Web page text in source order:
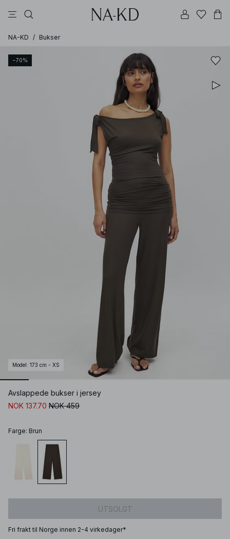
NA-KD / Bukser
−70%
Model : 173 cm - XS
Avslappede bukser i jersey
NOK 137.70 NOK 459
Farge: Brun
UTSOLGT
Fri frakt til Norge innen 2-4 virkedager*